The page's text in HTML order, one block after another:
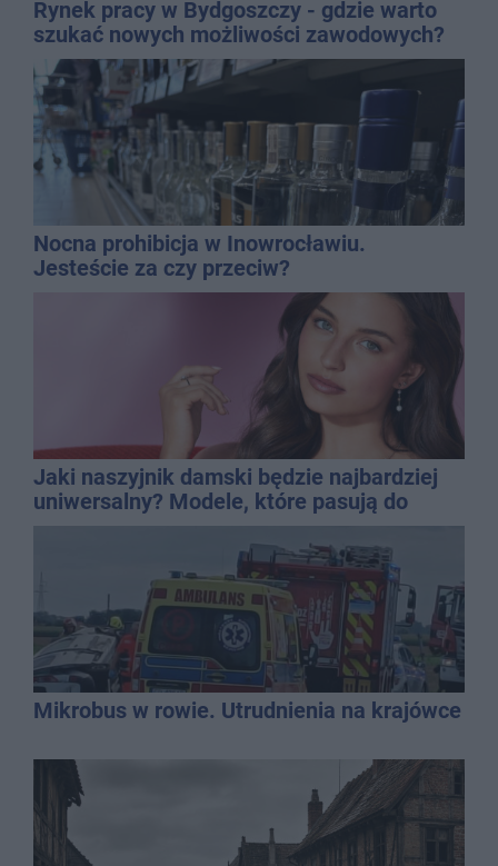
Rynek pracy w Bydgoszczy - gdzie warto
szukać nowych możliwości zawodowych?
Nocna prohibicja w Inowrocławiu.
Jesteście za czy przeciw?
Jaki naszyjnik damski będzie najbardziej
uniwersalny? Modele, które pasują do
wielu stylizacji
Mikrobus w rowie. Utrudnienia na krajówce